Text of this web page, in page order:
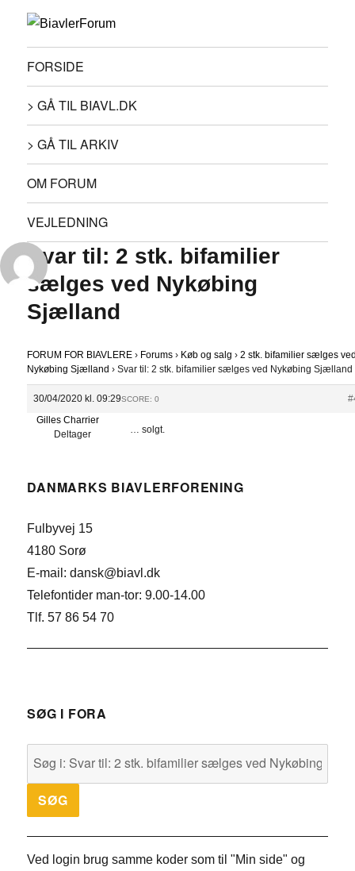
FORSIDE
> GÅ TIL BIAVL.DK
> GÅ TIL ARKIV
OM FORUM
VEJLEDNING
Svar til: 2 stk. bifamilier
sælges ved Nykøbing
Sjælland
FORUM FOR BIAVLERE › Forums › Køb og salg › 2 stk. bifamilier sælges
Nykøbing Sjælland › Svar til: 2 stk. bifamilier sælges ved Nykøbing Sjælland
30/04/2020 kl. 09:29SCORE: 0
Gilles Charrier
Deltager
… solgt.
DANMARKS BIAVLERFORENING
Fulbyvej 15
4180 Sorø
E-mail: dansk@biavl.dk
Telefontider man-tor: 9.00-14.00
Tlf. 57 86 54 70
SØG I FORA
Ved login brug samme koder som til "Min side" og